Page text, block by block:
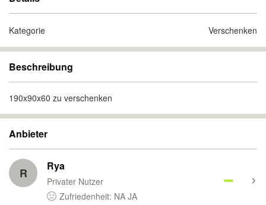
Kategorie Verschenken
Beschreibung
190x90x60 zu verschenken
Anbieter
R Rya
Privater Nutzer
Zufriedenheit: NA JA